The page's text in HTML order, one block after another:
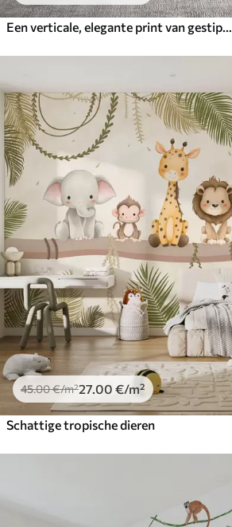
Een verticale, elegante print van gestippelde slingers op een beige achtergrond met structuur, die diepte en beweging creëert
45.00€/m²27.00 €/m²
Schattige tropische dieren